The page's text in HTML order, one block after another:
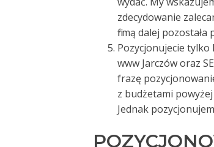
zdecydowanie
firmą dalej pozostała
Pozycjonujecie tylko
www Jarczów oraz
frazę
z budżetami
Jednak